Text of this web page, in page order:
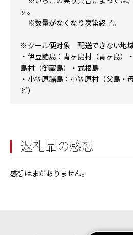
す。
※数量がなくなり次第終了。
※クール便対象 配送できない地
・伊豆諸島：青ヶ島村（青ヶ島）
島村（御蔵島）・式根島
・小笠原諸島：小笠原村（父島・
ど）
返礼品の感想
感想はまだありません。